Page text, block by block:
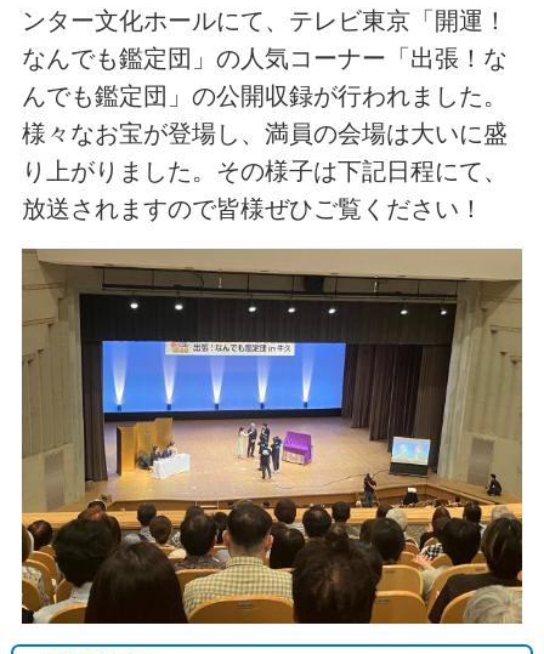
ンター文化ホールにて、テレビ東京「開運！
なんでも鑑定団」の人気コーナー「出張！な
んでも鑑定団」の公開収録が行われました。
様々なお宝が登場し、満員の会場は大いに盛
り上がりました。その様子は下記日程にて、
放送されますので皆様ぜひご覧ください！